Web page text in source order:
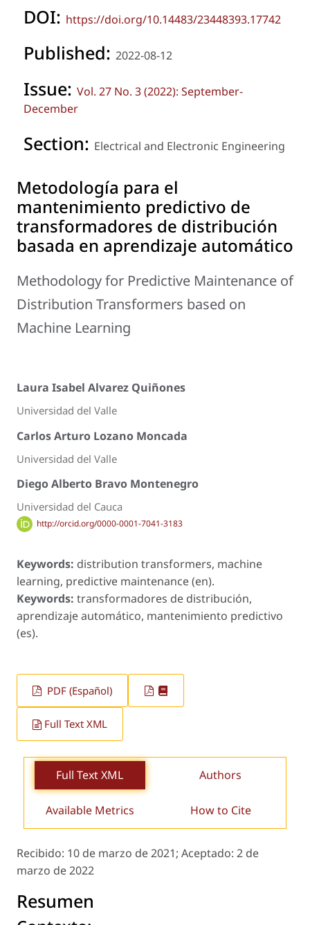
DOI: https://doi.org/10.14483/23448393.17742
Published: 2022-08-12
Issue: Vol. 27 No. 3 (2022): September-
December
Section: Electrical and Electronic Engineering
Metodología para el
mantenimiento predictivo de
transformadores de distribución
basada en aprendizaje automático
Methodology for Predictive Maintenance of
Distribution Transformers based on
Machine Learning
Laura Isabel Alvarez Quiñones
Universidad del Valle
Carlos Arturo Lozano Moncada
Universidad del Valle
Diego Alberto Bravo Montenegro
Universidad del Cauca
http://orcid.org/0000-0001-7041-3183
Keywords: distribution transformers, machine
learning, predictive maintenance (en).
Keywords: transformadores de distribución,
aprendizaje automático, mantenimiento predictivo
(es).
PDF (Español)
Full Text XML
Full Text XML Authors
Available Metrics How to Cite
Recibido: 10 de marzo de 2021; Aceptado: 2 de
marzo de 2022
Resumen